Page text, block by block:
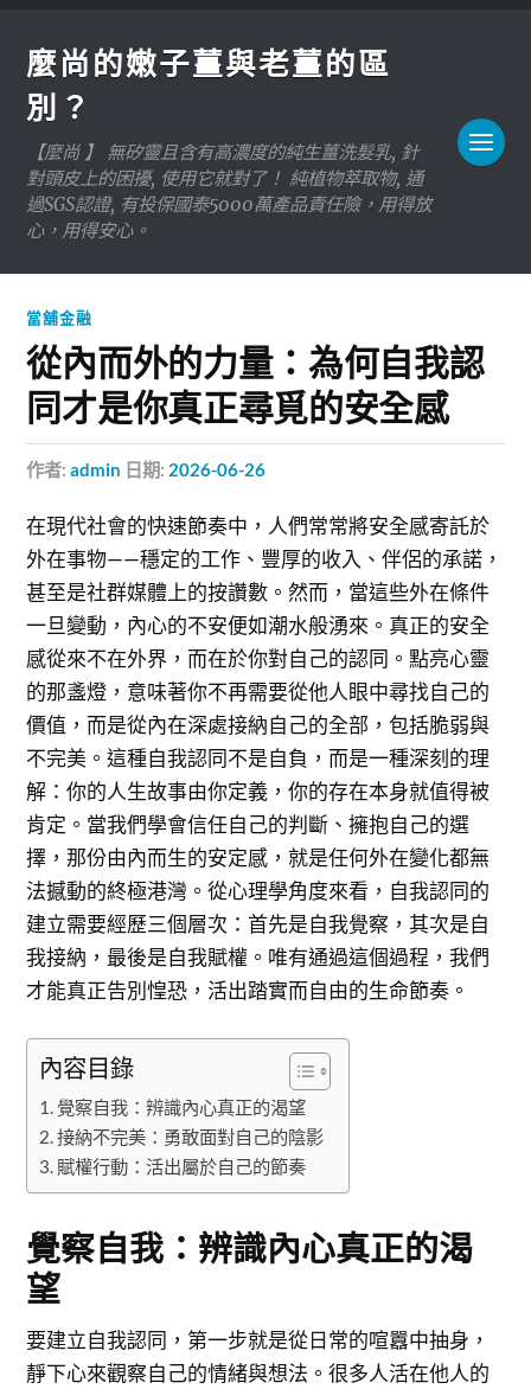
麼尚的嫩子薑與老薑的區
別？
【麼尚 】 無矽靈且含有高濃度的純生薑洗髮乳, 針
對頭皮上的困擾, 使用它就對了！ 純植物萃取物, 通
過SGS認證, 有投保國泰5000萬產品責任險，用得放
心，用得安心。
當舖金融
從內而外的力量：為何自我認
同才是你真正尋覓的安全感
作者:admin 日期: 2026-06-26
在現代社會的快速節奏中，人們常常將安全感寄託於
外在事物——穩定的工作、豐厚的收入、伴侶的承諾，
甚至是社群媒體上的按讚數。然而，當這些外在條件
一旦變動，內心的不安便如潮水般湧來。真正的安全
感從來不在外界，而在於你對自己的認同。點亮心靈
的那盞燈，意味著你不再需要從他人眼中尋找自己的
價值，而是從內在深處接納自己的全部，包括脆弱與
不完美。這種自我認同不是自負，而是一種深刻的理
解：你的人生故事由你定義，你的存在本身就值得被
肯定。當我們學會信任自己的判斷、擁抱自己的選
擇，那份由內而生的安定感，就是任何外在變化都無
法撼動的終極港灣。從心理學角度來看，自我認同的
建立需要經歷三個層次：首先是自我覺察，其次是自
我接納，最後是自我賦權。唯有通過這個過程，我們
才能真正告別惶恐，活出踏實而自由的生命節奏。
內容目錄
覺察自我：辨識內心真正的渴望
接納不完美：勇敢面對自己的陰影
賦權行動：活出屬於自己的節奏
覺察自我：辨識內心真正的渴
望
要建立自我認同，第一步就是從日常的喧囂中抽身，
靜下心來觀察自己的情緒與想法。很多人活在他人的